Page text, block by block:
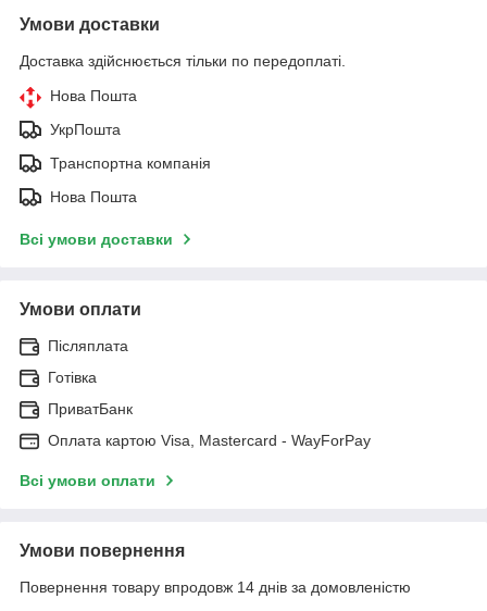
Умови доставки
Доставка здійснюється тільки по передоплаті.
Нова Пошта
УкрПошта
Транспортна компанія
Нова Пошта
Всі умови доставки
Умови оплати
Післяплата
Готівка
ПриватБанк
Оплата картою Visa, Mastercard - WayForPay
Всі умови оплати
Умови повернення
Повернення товару впродовж 14 днів за домовленістю